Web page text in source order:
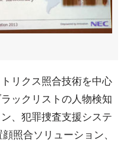
リクス照合技術を中心
ックリストの人物検知
、犯罪捜査支援システ
照合ソリューション、